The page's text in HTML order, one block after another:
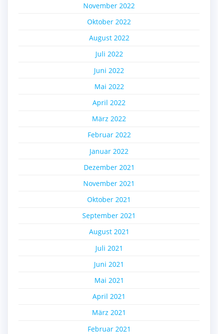
November 2022
Oktober 2022
August 2022
Juli 2022
Juni 2022
Mai 2022
April 2022
März 2022
Februar 2022
Januar 2022
Dezember 2021
November 2021
Oktober 2021
September 2021
August 2021
Juli 2021
Juni 2021
Mai 2021
April 2021
März 2021
Februar 2021